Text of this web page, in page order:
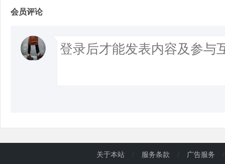
会员评论
关于本站 / 服务条款 / 广告服务 /